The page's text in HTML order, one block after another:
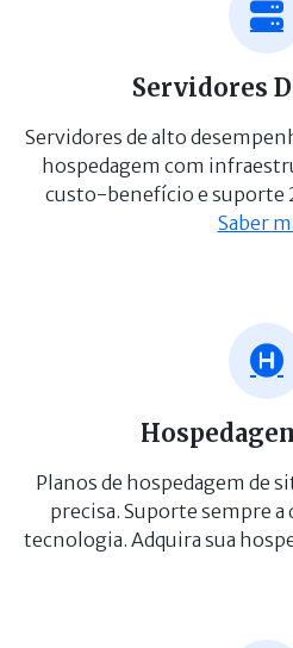
Servidores
Servidores de alto
hospedagem com
custo-benefício e suporte
Saber
Planos de hospedagem de
precisa. Suporte sempre
tecnologia. Adquira sua